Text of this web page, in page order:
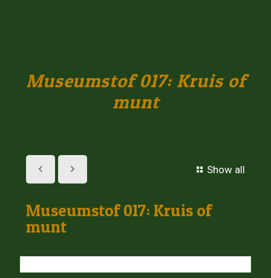
Museumstof 017: Kruis of
munt
Show all
Museumstof 017: Kruis of
munt